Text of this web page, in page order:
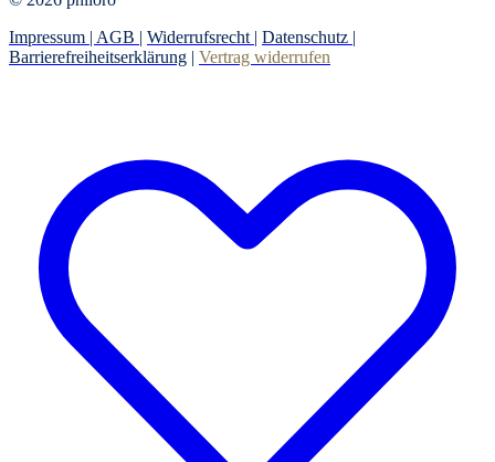
Impressum | AGB | Widerrufsrecht | Datenschutz |
Barrierefreiheitserklärung | Vertrag widerrufen